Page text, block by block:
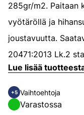
285gr/m2. Paitaan
vyötäröllä ja
joustavuutta.
20471:2013 Lk.2
Lue lisää
+5 Vaihtoehtoja
Varastossa